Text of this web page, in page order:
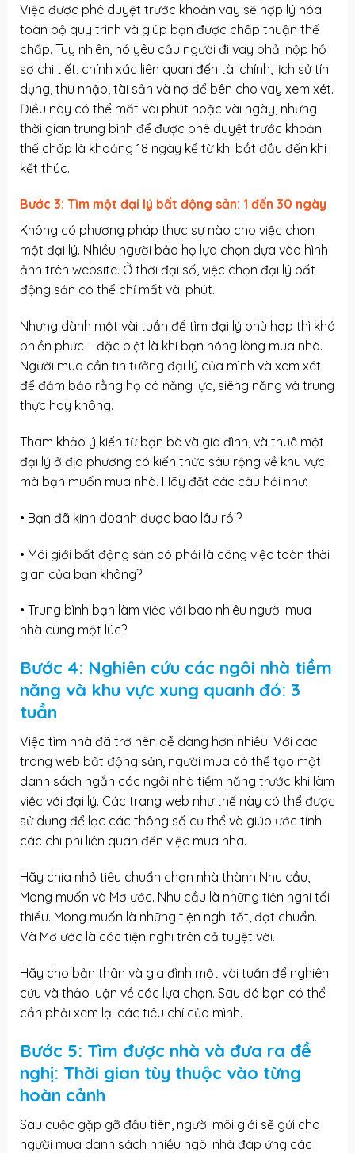
Việc được phê duyệt trước khoản vay sẽ hợp lý hóa
toàn bộ quy trình và giúp bạn được chấp thuận thế
chấp. Tuy nhiên, nó yêu cầu người đi vay phải nộp hồ
sơ chi tiết, chính xác liên quan đến tài chính, lịch sử tín
dụng, thu nhập, tài sản và nợ để bên cho vay xem xét.
Điều này có thể mất vài phút hoặc vài ngày, nhưng
thời gian trung bình để được phê duyệt trước khoản
thế chấp là khoảng 18 ngày kể từ khi bắt đầu đến khi
kết thúc.
Bước 3: Tìm một đại lý bất động sản: 1 đến 30 ngày
Không có phương pháp thực sự nào cho việc chọn
một đại lý. Nhiều người bảo họ lựa chọn dựa vào hình
ảnh trên website. Ở thời đại số, việc chọn đại lý bất
động sản có thể chỉ mất vài phút.
Nhưng dành một vài tuần để tìm đại lý phù hợp thì khá
phiền phức – đặc biệt là khi bạn nóng lòng mua nhà.
Người mua cần tin tưởng đại lý của mình và xem xét
để đảm bảo rằng họ có năng lực, siêng năng và trung
thực hay không.
Tham khảo ý kiến từ bạn bè và gia đình, và thuê một
đại lý ở địa phương có kiến thức sâu rộng về khu vực
mà bạn muốn mua nhà. Hãy đặt các câu hỏi như:
• Bạn đã kinh doanh được bao lâu rồi?
• Môi giới bất động sản có phải là công việc toàn thời
gian của bạn không?
• Trung bình bạn làm việc với bao nhiêu người mua
nhà cùng một lúc?
Bước 4: Nghiên cứu các ngôi nhà tiềm
năng và khu vực xung quanh đó: 3
tuần
Việc tìm nhà đã trở nên dễ dàng hơn nhiều. Với các
trang web bất động sản, người mua có thể tạo một
danh sách ngắn các ngôi nhà tiềm năng trước khi làm
việc với đại lý. Các trang web như thế này có thể được
sử dụng để lọc các thông số cụ thể và giúp ước tính
các chi phí liên quan đến việc mua nhà.
Hãy chia nhỏ tiêu chuẩn chọn nhà thành Nhu cầu,
Mong muốn và Mơ ước. Nhu cầu là những tiện nghi tối
thiểu. Mong muốn là những tiện nghi tốt, đạt chuẩn.
Và Mơ ước là các tiện nghi trên cả tuyệt vời.
Hãy cho bản thân và gia đình một vài tuần để nghiên
cứu và thảo luận về các lựa chọn. Sau đó bạn có thể
cần phải xem lại các tiêu chí của mình.
Bước 5: Tìm được nhà và đưa ra đề
nghị: Thời gian tùy thuộc vào từng
hoàn cảnh
Sau cuộc gặp gỡ đầu tiên, người môi giới sẽ gửi cho
người mua danh sách nhiều ngôi nhà đáp ứng các